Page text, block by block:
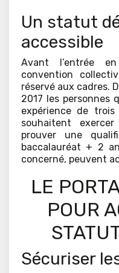
Un statut
accessible
Avant l’entrée
convention
réservé aux cadres.
2017 les personnes
expérience de trois
souhaitent
prouver une
baccalauréat + 2
concerné, peuvent
LE
POUR
Sécuriser